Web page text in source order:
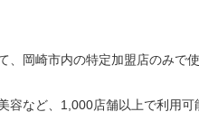
、岡崎市内の特定加盟店のみで
など、1,000店舗以上で利用可